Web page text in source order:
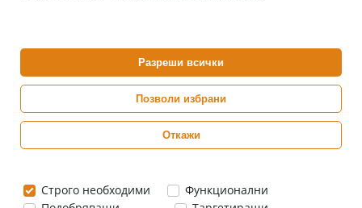
ePharm е лицензирана онлайн аптека от
Изпълнителна Агенция по Лекарствата
0882 444 666
Разреши всички
Позволи избрани
Откажи
Строго необходими
Функционални